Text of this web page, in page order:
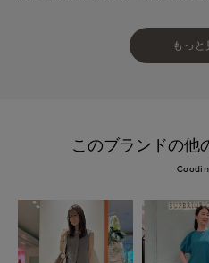
もっと
このブランドの他